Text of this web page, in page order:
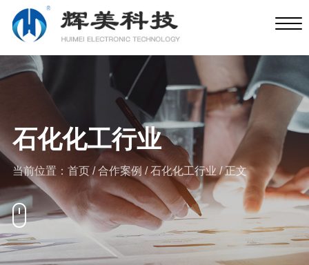
石化化工行业
当前位置： 首页/合作案例/石化化工行业/ 正文